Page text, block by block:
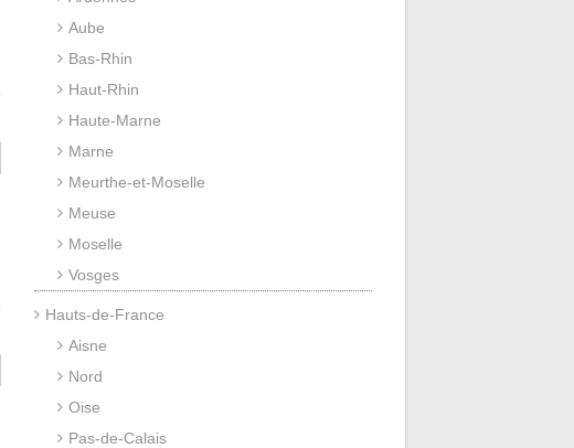
Aube
Bas-Rhin
Haut-Rhin
Haute-Marne
Marne
Meurthe-et-Moselle
Meuse
Moselle
Vosges
Hauts-de-France
Aisne
Nord
Oise
Pas-de-Calais